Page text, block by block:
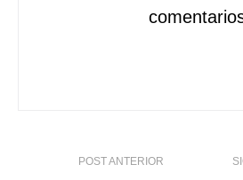
POST ANTERIOR